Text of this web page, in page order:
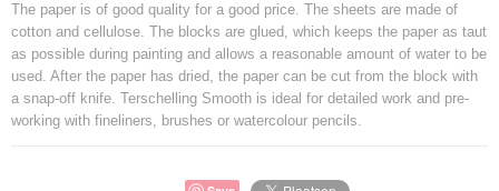
The paper is of good quality for a good price. The sheets are made of
cotton and cellulose. The blocks are glued, which keeps the paper as taut
as possible during painting and allows a reasonable amount of water to be
used. After the paper has dried, the paper can be cut from the block with
a snap-off knife. Terschelling Smooth is ideal for detailed work and pre-
working with fineliners, brushes or watercolour pencils.